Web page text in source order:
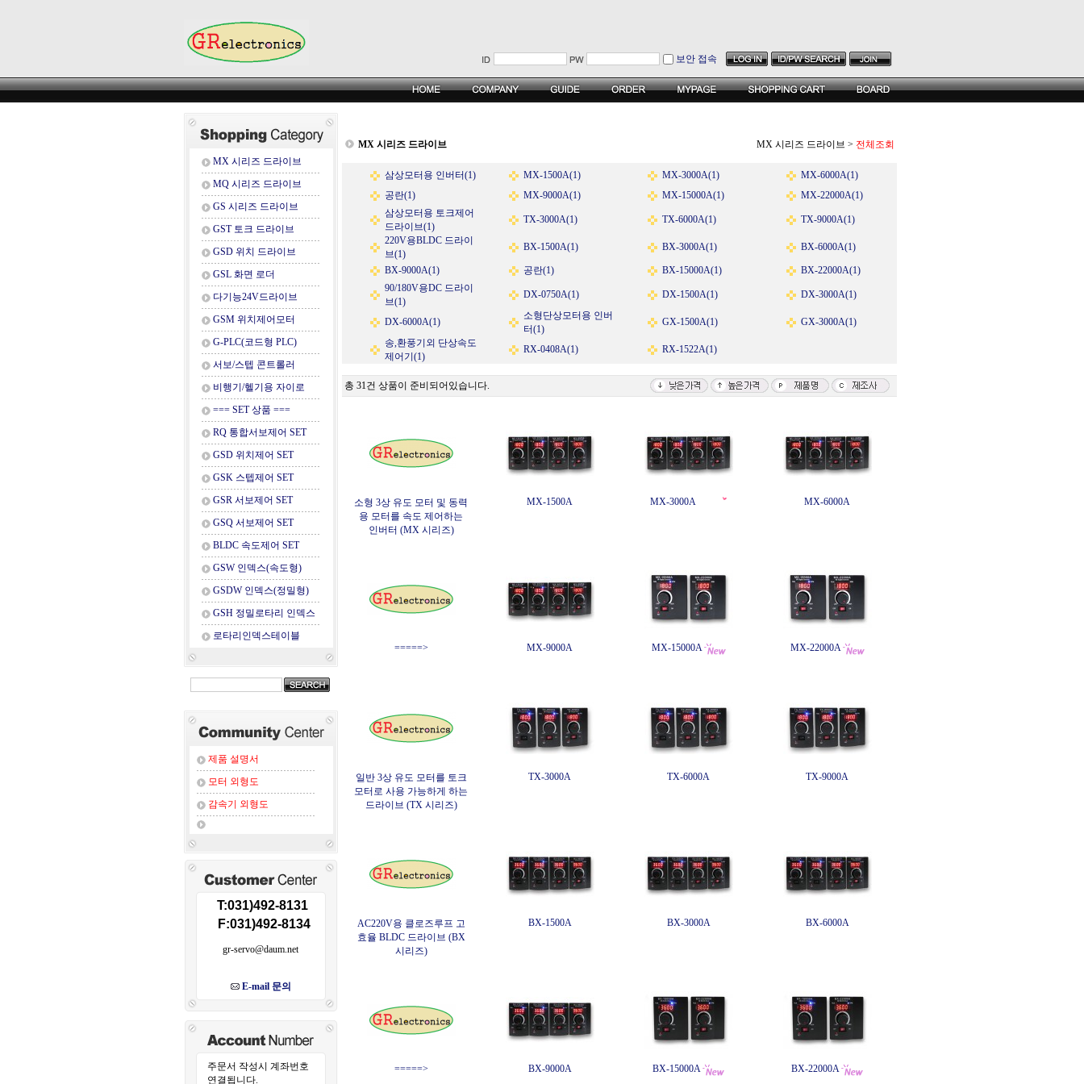
보안 접속
MX 시리즈 드라이브
MQ 시리즈 드라이브
GS 시리즈 드라이브
GST 토크 드라이브
GSD 위치 드라이브
GSL 화면 로더
다기능24V드라이브
GSM 위치제어모터
G-PLC(코드형 PLC)
서보/스텝 콘트롤러
비행기/헬기용 자이로
=== SET 상품 ===
RQ 통합서보제어 SET
GSD 위치제어 SET
GSK 스텝제어 SET
GSR 서보제어 SET
GSQ 서보제어 SET
BLDC 속도제어 SET
GSW 인덱스(속도형)
GSDW 인덱스(정밀형)
GSH 정밀로타리 인덱스
로타리인덱스테이블
제품 설명서
모터 외형도
감속기 외형도
T:031)492-8131
F:031)492-8134
gr-servo@daum.net
E-mail 문의
주문서 작성시 계좌번호
연결됩니다.
MX 시리즈 드라이브 MX 시리즈 드라이브 > 전체조회
삼상모터용 인버터(1) MX-1500A(1) MX-3000A(1)
MX-6000A(1)
공란(1)
MX-9000A(1) MX-15000A(1)
MX-22000A(1)
삼상모터용 토크제어
드라이브(1)
TX-3000A(1) TX-6000A(1)
TX-9000A(1)
220V용BLDC 드라이
브(1)
BX-1500A(1) BX-3000A(1) BX-6000A(1)
BX-9000A(1) 공란(1) BX-15000A(1)
BX-22000A(1)
90/180V용DC 드라이
브(1)
DX-0750A(1) DX-1500A(1) DX-3000A(1)
DX-6000A(1)
소형단상모터용 인버
터(1)
GX-1500A(1)
GX-3000A(1)
송,환풍기외 단상속도
제어기(1)
RX-0408A(1) RX-1522A(1)
총 31건 상품이 준비되어있습니다.
소형 3상 유도 모터 및 동력
용 모터를 속도 제어하는
인버터 (MX 시리즈)
MX-1500A MX-3000A MX-6000A
=====> MX-9000A MX-15000A MX-22000A
일반 3상 유도 모터를 토크
모터로 사용 가능하게 하는
드라이브 (TX 시리즈)
TX-3000A TX-6000A TX-9000A
AC220V용 클로즈루프 고
효율 BLDC 드라이브 (BX
시리즈)
BX-1500A BX-3000A BX-6000A
=====> BX-9000A BX-15000A BX-22000A